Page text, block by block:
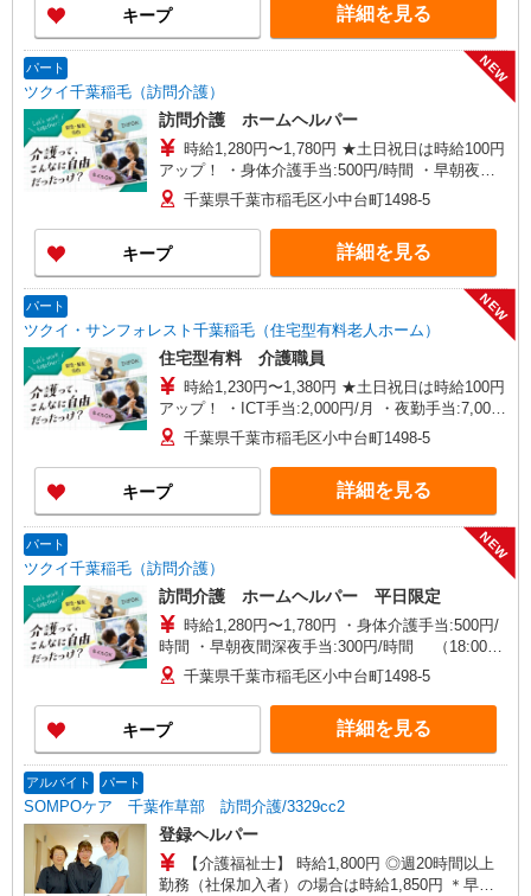
キープ 詳細を見る
パート
ツクイ千葉稲毛（訪問介護）
NEW
訪問介護 ホームヘルパー
時給1,280円〜1,780円 ★土日祝日は時給100円
アップ！ ・身体介護手当:500円/時間 ・早朝夜間
深夜手当:300円/時間 （18:00〜翌07:59の時間
帯） ・ICT手当:2,000円/月 ・ケア→ケアの移動時
間も賃金（時給）を支給 ※給与幅は資格・経験等
による
千葉県千葉市稲毛区小中台町1498-5
キープ 詳細を見る
パート
ツクイ・サンフォレスト千葉稲毛（住宅型有料老人ホーム）
NEW
住宅型有料 介護職員
時給1,230円〜1,380円 ★土日祝日は時給100円
アップ！ ・ICT手当:2,000円/月 ・夜勤手当:7,000
円/月（月5回程度） ※給与幅は資格・経験等によ
る
千葉県千葉市稲毛区小中台町1498-5
キープ 詳細を見る
パート
ツクイ千葉稲毛（訪問介護）
NEW
訪問介護 ホームヘルパー 平日限定
時給1,280円〜1,780円 ・身体介護手当:500円/
時間 ・早朝夜間深夜手当:300円/時間 （18:00〜
翌07:59の時間帯） ・ICT手当:2,000円/月 ・ケア
→ケアの移動時間も賃金（時給）を支給 ※給与幅
は資格・経験等による
千葉県千葉市稲毛区小中台町1498-5
キープ 詳細を見る
アルバイト パート
SOMPOケア 千葉作草部 訪問介護/3329cc2
登録ヘルパー
【介護福祉士】 時給1,800円 ◎週20時間以上
勤務（社保加入者）の場合は時給1,850円 ＊早朝